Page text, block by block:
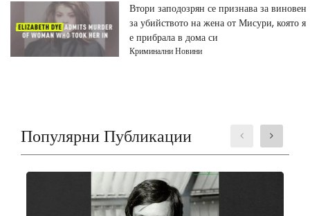
Втори заподозрян се признава за виновен
за убийството на жена от Мисури, която я
е прибрала в дома си
Криминални Новини
Популярни Публикации